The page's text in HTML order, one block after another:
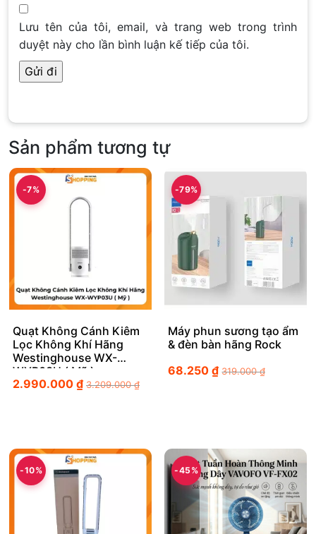
Lưu tên của tôi, email, và trang web trong trình
duyệt này cho lần bình luận kế tiếp của tôi.
Sản phẩm tương tự
-7%
Quạt Không Cánh Kiêm
Lọc Không Khí Hãng
Westinghouse WX-
WYP03U ( Mỹ )
2.990.000 ₫ 3.209.000₫
-79%
Máy phun sương tạo ẩm
& đèn bàn hãng Rock
68.250₫ 319.000₫
-10% -45%